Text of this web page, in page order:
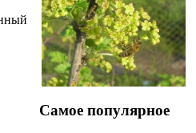
Самое популярное